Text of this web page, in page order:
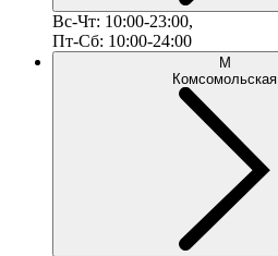
Вс-Чт: 10:00-23:00,
Пт-Сб: 10:00-24:00
М
Комсомольская